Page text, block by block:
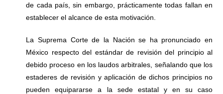
de cada país, sin embargo, prácticamente todas fallan en
establecer el alcance de esta motivación.
La Suprema Corte de la Nación se ha pronunciado en
México respecto del estándar de revisión del principio al
debido proceso en los laudos arbitrales, señalando que los
estaderes de revisión y aplicación de dichos principios no
pueden equipararse a la sede estatal y en su caso